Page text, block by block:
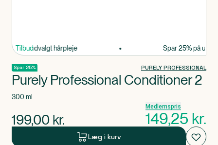
Tilbud
25% på udvalgt hårpleje Spar 25% på
Spar 25% PURELY PROFESSIONAL
Purely Professional Conditioner 2
300 ml
199,00 kr.
Medlemspris
149,25 kr.
Læg i kurv